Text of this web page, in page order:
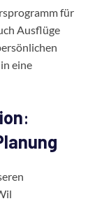
für
Ausflüge
eine
: